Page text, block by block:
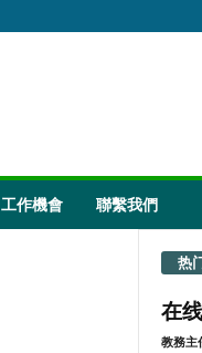
工作機會 聯繫我們
热
在
教務主